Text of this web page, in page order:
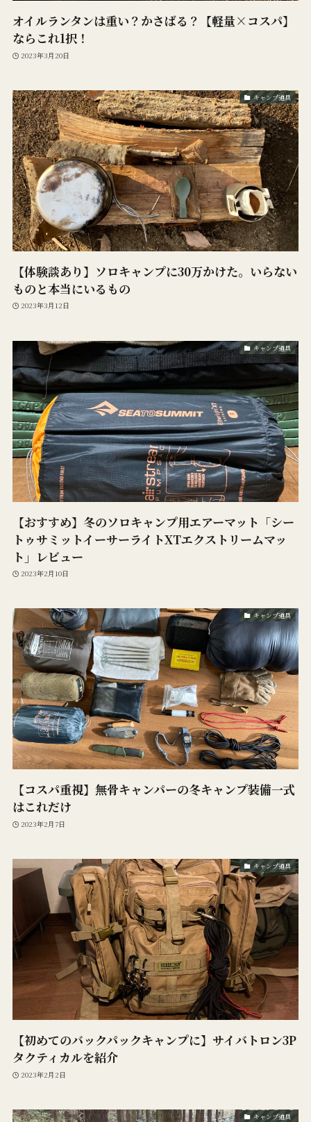
オイルランタンは重い？かさばる？【軽量×コスパ】
ならこれ1択！
2023年3月20日
キャンプ道具
【体験談あり】ソロキャンプに30万かけた。いらない
ものと本当にいるもの
2023年3月12日
キャンプ道具
【おすすめ】冬のソロキャンプ用エアーマット「シー
トゥサミットイーサーライトXTエクストリームマッ
ト」レビュー
2023年2月10日
キャンプ道具
【コスパ重視】無骨キャンパーの冬キャンプ装備一式
はこれだけ
2023年2月7日
キャンプ道具
【初めてのバックパックキャンプに】サイバトロン3P
タクティカルを紹介
2023年2月2日
キャンプ道具